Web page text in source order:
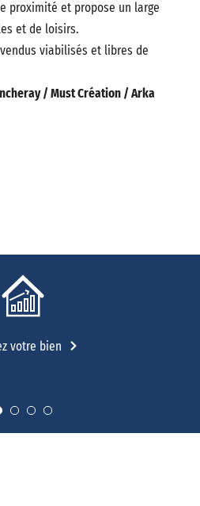
proximité et propose un large
et de loisirs.
viabilisés et libres de
/ Must Création / Arka
votre bien